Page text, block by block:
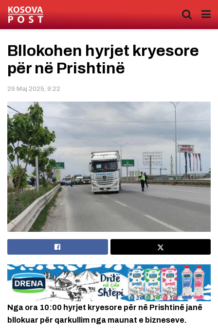
Bllokohen hyrjet kryesore
për në Prishtinë
29 Maj 2025, 9:22
Nga ora 10:00 hyrjet kryesore për në Prishtinë janë
bllokuar për qarkullim nga maunat e bizneseve.